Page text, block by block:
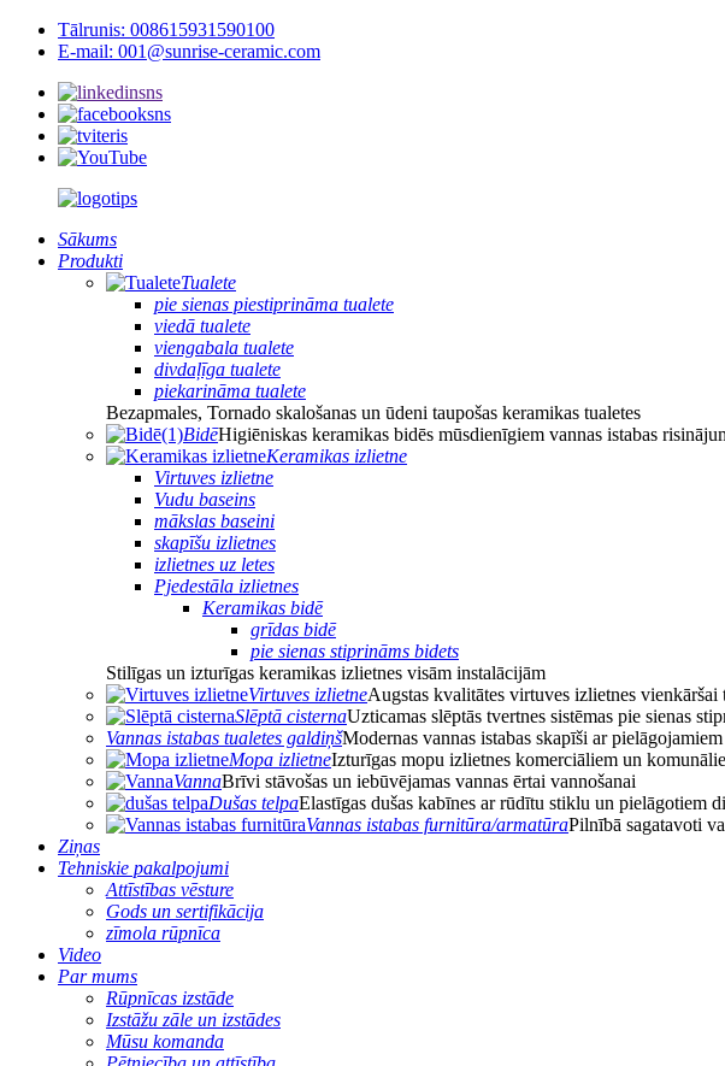
Tālrunis: 008615931590100
E-mail: 001@sunrise-ceramic.com
Sākums
Produkti
Tualete
pie sienas piestiprināma tualete
viedā tualete
viengabala tualete
divdaļīga tualete
piekarināma tualete
Bezapmales, Tornado skalošanas un ūdeni taupošas keramikas tualetes
BidēHigiēniskas keramikas bidēs mūsdienīgiem vannas istabas
Keramikas izlietne
Virtuves izlietne
Vudu baseins
mākslas baseini
skapīšu izlietnes
izlietnes uz letes
Pjedestāla izlietnes
Keramikas bidē
grīdas bidē
pie sienas stiprināms bidets
Stilīgas un izturīgas keramikas izlietnes visām instalācijām
Virtuves izlietneAugstas kvalitātes virtuves izlietnes
Slēptā cisternaUzticamas slēptās tvertnes sistēmas pie sienas
Vannas istabas tualetes galdiņšModernas vannas istabas skapīši ar
Mopa izlietneIzturīgas mopu izlietnes komerciāliem un
VannaBrīvi stāvošas un iebūvējamas vannas ērtai vannošanai
Dušas telpaElastīgas dušas kabīnes ar rūdītu stiklu un pielāgotiem
Vannas istabas furnitūra/armatūraPilnībā sagatavoti
Ziņas
Tehniskie pakalpojumi
Attīstības vēsture
Gods un sertifikācija
zīmola rūpnīca
Video
Par mums
Rūpnīcas izstāde
Izstāžu zāle un izstādes
Mūsu komanda